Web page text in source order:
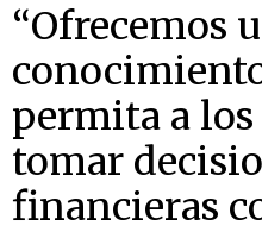
“Ofrecemos
permita a
tomar
financieras